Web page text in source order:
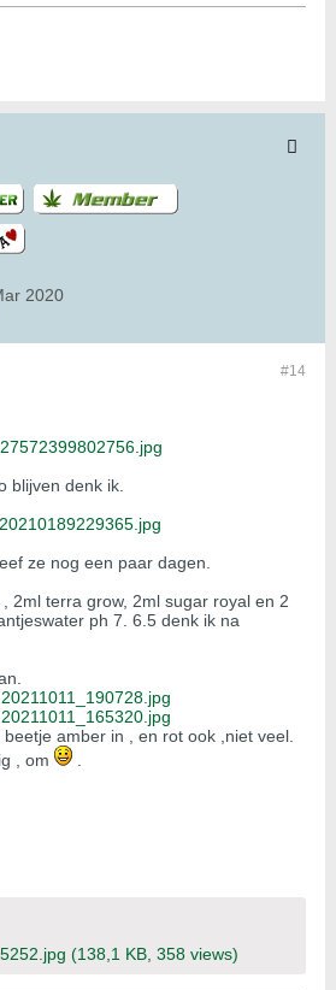
2020
#14
blijven denk ik.
ze nog een paar dagen.
2ml terra grow, 2ml sugar royal en 2
ph 7. 6.5 denk ik na
20211011_190728.jpg
20211011_165320.jpg
amber in , en rot ook ,niet veel.
, om
(138,1 KB, 358 views)